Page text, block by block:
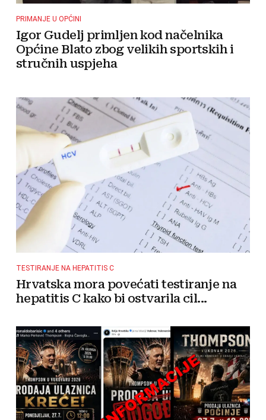
PRIMANJE U OPĆINI
Igor Gudelj primljen kod načelnika
Općine Blato zbog velikih sportskih i
stručnih uspjeha
TESTIRANJE NA HEPATITIS C
Hrvatska mora povećati testiranje na
hepatitis C kako bi ostvarila cil...